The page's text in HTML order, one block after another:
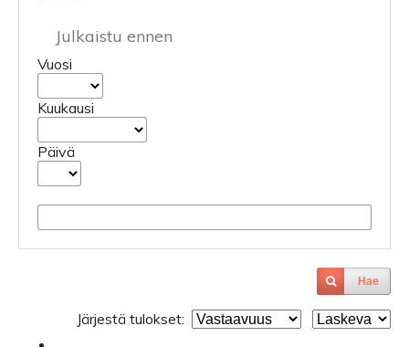
Julkaistu ennen
Vuosi
Kuukausi
Päivä
Hae
Järjestä tulokset: